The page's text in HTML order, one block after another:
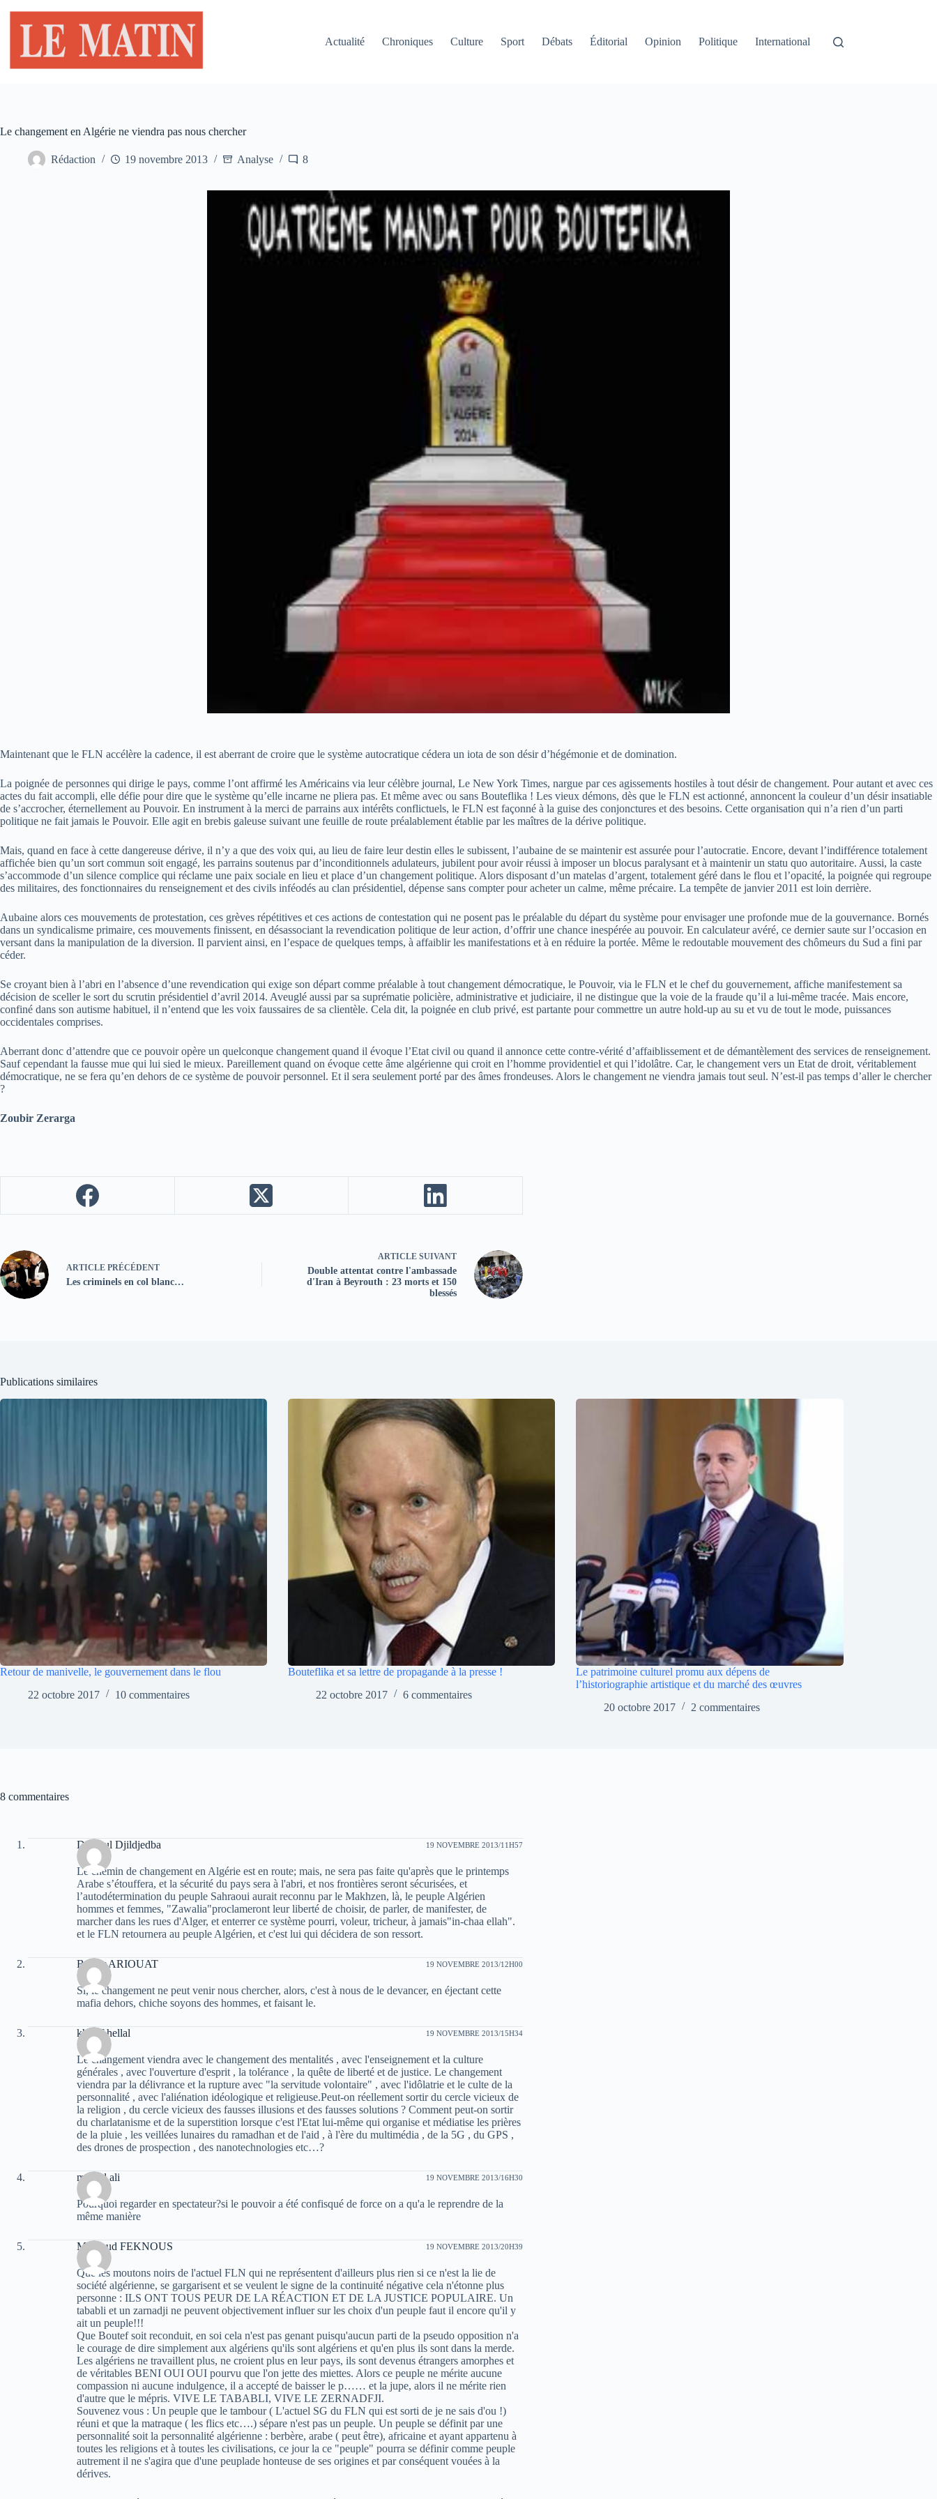
contenu
Actualité
Chroniques Culture Sport Débats Éditorial Opinion Politique International
Le changement en Algérie ne viendra pas nous chercher
Rédaction 19 novembre 2013 Analyse 8
Maintenant que le FLN accélère la cadence, il est aberrant de croire que le système autocratique cédera un iota de son désir d’hégémonie et de domination.
La poignée de personnes qui dirige le pays, comme l’ont affirmé les Américains via leur célèbre journal, Le New York Times, nargue par ces agissements hostiles à tout désir de changement. Pour autant et avec ces
actes du fait accompli, elle défie pour dire que le système qu’elle incarne ne pliera pas. Et même avec ou sans Bouteflika ! Les vieux démons, dès que le FLN est actionné, annoncent la couleur d’un désir insatiable
de s’accrocher, éternellement au Pouvoir. En instrument à la merci de parrains aux intérêts conflictuels, le FLN est façonné à la guise des conjonctures et des besoins. Cette organisation qui n’a rien d’un parti
politique ne fait jamais le Pouvoir. Elle agit en brebis galeuse suivant une feuille de route préalablement établie par les maîtres de la dérive politique.
Mais, quand en face à cette dangereuse dérive, il n’y a que des voix qui, au lieu de faire leur destin elles le subissent, l’aubaine de se maintenir est assurée pour l’autocratie. Encore, devant l’indifférence totalement
affichée bien qu’un sort commun soit engagé, les parrains soutenus par d’inconditionnels adulateurs, jubilent pour avoir réussi à imposer un blocus paralysant et à maintenir un statu quo autoritaire. Aussi, la caste
s’accommode d’un silence complice qui réclame une paix sociale en lieu et place d’un changement politique. Alors disposant d’un matelas d’argent, totalement géré dans le flou et l’opacité, la poignée qui regroupe
des militaires, des fonctionnaires du renseignement et des civils inféodés au clan présidentiel, dépense sans compter pour acheter un calme, même précaire. La tempête de janvier 2011 est loin derrière.
Aubaine alors ces mouvements de protestation, ces grèves répétitives et ces actions de contestation qui ne posent pas le préalable du départ du système pour envisager une profonde mue de la gouvernance. Bornés
dans un syndicalisme primaire, ces mouvements finissent, en désassociant la revendication politique de leur action, d’offrir une chance inespérée au pouvoir. En calculateur avéré, ce dernier saute sur l’occasion en
versant dans la manipulation de la diversion. Il parvient ainsi, en l’espace de quelques temps, à affaiblir les manifestations et à en réduire la portée. Même le redoutable mouvement des chômeurs du Sud a fini par
céder.
Se croyant bien à l’abri en l’absence d’une revendication qui exige son départ comme préalable à tout changement démocratique, le Pouvoir, via le FLN et le chef du gouvernement, affiche manifestement sa
décision de sceller le sort du scrutin présidentiel d’avril 2014. Aveuglé aussi par sa suprématie policière, administrative et judiciaire, il ne distingue que la voie de la fraude qu’il a lui-même tracée. Mais encore,
confiné dans son autisme habituel, il n’entend que les voix faussaires de sa clientèle. Cela dit, la poignée en club privé, est partante pour commettre un autre hold-up au su et vu de tout le mode, puissances
occidentales comprises.
Aberrant donc d’attendre que ce pouvoir opère un quelconque changement quand il évoque l’Etat civil ou quand il annonce cette contre-vérité d’affaiblissement et de démantèlement des services de renseignement.
Sauf cependant la fausse mue qui lui sied le mieux. Pareillement quand on évoque cette âme algérienne qui croit en l’homme providentiel et qui l’idolâtre. Car, le changement vers un Etat de droit, véritablement
démocratique, ne se fera qu’en dehors de ce système de pouvoir personnel. Et il sera seulement porté par des âmes frondeuses. Alors le changement ne viendra jamais tout seul. N’est-il pas temps d’aller le chercher
?
Zoubir Zerarga
ARTICLE PRÉCÉDENT
Les criminels en col blanc…
ARTICLE SUIVANT
Double attentat contre l'ambassade
d'Iran à Beyrouth : 23 morts et 150
blessés
Publications similaires
Retour de manivelle, le gouvernement dans le flou
22 octobre 2017
10 commentaires
Bouteflika et sa lettre de propagande à la presse !
22 octobre 2017
6 commentaires
Le patrimoine culturel promu aux dépens de
l’historiographie artistique et du marché des œuvres
20 octobre 2017
2 commentaires
8 commentaires
Djelloul Djildjedba 19 NOVEMBRE 2013/11H57
Le chemin de changement en Algérie est en route; mais, ne sera pas faite qu'après que le printemps
Arabe s’étouffera, et la sécurité du pays sera à l'abri, et nos frontières seront sécurisées, et
l’autodétermination du peuple Sahraoui aurait reconnu par le Makhzen, là, le peuple Algérien
hommes et femmes, "Zawalia"proclameront leur liberté de choisir, de parler, de manifester, de
marcher dans les rues d'Alger, et enterrer ce système pourri, voleur, tricheur, à jamais"in-chaa ellah".
et le FLN retournera au peuple Algérien, et c'est lui qui décidera de son ressort.
Bachir ARIOUAT 19 NOVEMBRE 2013/12H00
Si, le changement ne peut venir nous chercher, alors, c'est à nous de le devancer, en éjectant cette
mafia dehors, chiche soyons des hommes, et faisant le.
khelaf hellal 19 NOVEMBRE 2013/15H34
Le changement viendra avec le changement des mentalités , avec l'enseignement et la culture
générales , avec l'ouverture d'esprit , la tolérance , la quête de liberté et de justice. Le changement
viendra par la délivrance et la rupture avec "la servitude volontaire" , avec l'idôlatrie et le culte de la
personnalité , avec l'aliénation idéologique et religieuse.Peut-on réellement sortir du cercle vicieux de
la religion , du cercle vicieux des fausses illusions et des fausses solutions ? Comment peut-on sortir
du charlatanisme et de la superstition lorsque c'est l'Etat lui-même qui organise et médiatise les prières
de la pluie , les veillées lunaires du ramadhan et de l'aid , à l'ère du multimédia , de la 5G , du GPS ,
des drones de prospection , des nanotechnologies etc…?
madjid ali 19 NOVEMBRE 2013/16H30
Pourquoi regarder en spectateur?si le pouvoir a été confisqué de force on a qu'a le reprendre de la
même manière
Mouloud FEKNOUS 19 NOVEMBRE 2013/20H39
Que les moutons noirs de l'actuel FLN qui ne représentent d'ailleurs plus rien si ce n'est la lie de
société algérienne, se gargarisent et se veulent le signe de la continuité négative cela n'étonne plus
personne : ILS ONT TOUS PEUR DE LA RÉACTION ET DE LA JUSTICE POPULAIRE. Un
tababli et un zarnadji ne peuvent objectivement influer sur les choix d'un peuple faut il encore qu'il y
ait un peuple!!!
Que Boutef soit reconduit, en soi cela n'est pas genant puisqu'aucun parti de la pseudo opposition n'a
le courage de dire simplement aux algériens qu'ils sont algériens et qu'en plus ils sont dans la merde.
Les algériens ne travaillent plus, ne croient plus en leur pays, ils sont devenus étrangers amorphes et
de véritables BENI OUI OUI pourvu que l'on jette des miettes. Alors ce peuple ne mérite aucune
compassion ni aucune indulgence, il a accepté de baisser le p…… et la jupe, alors il ne mérite rien
d'autre que le mépris. VIVE LE TABABLI, VIVE LE ZERNADFJI.
Souvenez vous : Un peuple que le tambour ( L'actuel SG du FLN qui est sorti de je ne sais d'ou !)
réuni et que la matraque ( les flics etc….) sépare n'est pas un peuple. Un peuple se définit par une
personnalité soit la personnalité algérienne : berbère, arabe ( peut être), africaine et ayant appartenu à
toutes les religions et à toutes les civilisations, ce jour la ce "peuple" pourra se définir comme peuple
autrement il ne s'agira que d'une peuplade honteuse de ses origines et par conséquent vouées à la
dérives.